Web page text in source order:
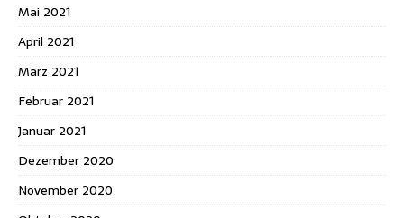
Mai 2021
April 2021
März 2021
Februar 2021
Januar 2021
Dezember 2020
November 2020